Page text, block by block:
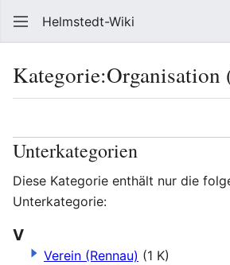
Helmstedt-Wiki
Kategorie:Organisation
Unterkategorien
Diese Kategorie enthält nur die
Unterkategorie:
V
Verein (Rennau) (1 K)